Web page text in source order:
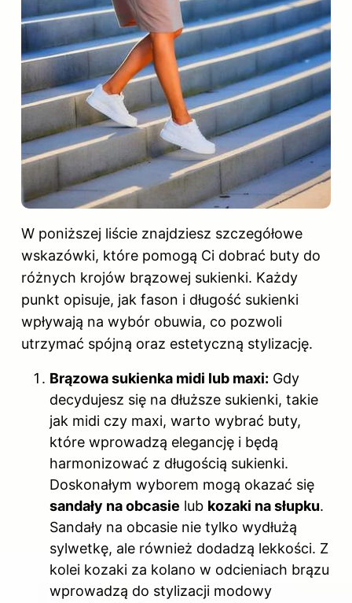
W poniższej liście znajdziesz szczegółowe
wskazówki, które pomogą Ci dobrać buty do
różnych krojów brązowej sukienki. Każdy
punkt opisuje, jak fason i długość sukienki
wpływają na wybór obuwia, co pozwoli
utrzymać spójną oraz estetyczną stylizację.
Brązowa sukienka midi lub maxi: Gdy
decydujesz się na dłuższe sukienki, takie
jak midi czy maxi, warto wybrać buty,
które wprowadzą elegancję i będą
harmonizować z długością sukienki.
Doskonałym wyborem mogą okazać się
sandały na obcasie lub kozaki na słupku.
Sandały na obcasie nie tylko wydłużą
sylwetkę, ale również dodadzą lekkości. Z
kolei kozaki za kolano w odcieniach brązu
wprowadzą do stylizacji modowy